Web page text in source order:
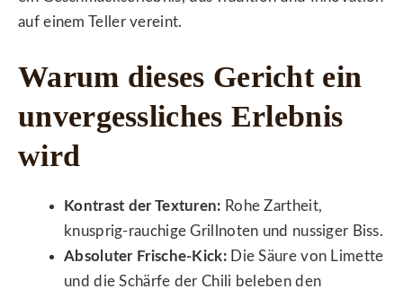
auf einem Teller vereint.
Warum dieses Gericht ein
unvergessliches Erlebnis
wird
Kontrast der Texturen: Rohe Zartheit,
knusprig-rauchige Grillnoten und nussiger Biss.
Absoluter Frische-Kick:Die Säure von Limette
und die Schärfe der Chili beleben den